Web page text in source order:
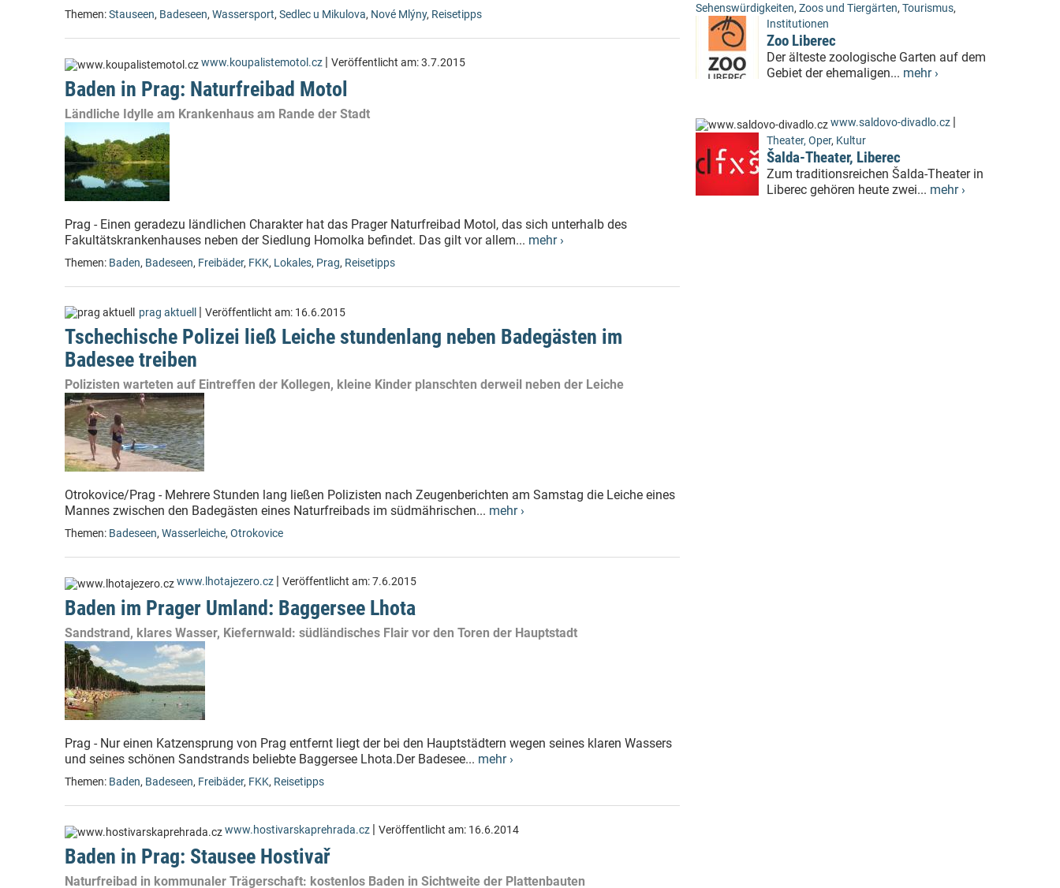
Themen:Stauseen, Badeseen, Wassersport, Sedlec u Mikulova, Nové Mlýny, Reisetipps
www.koupalistemotol.cz | Veröffentlicht am:3.7.2015
Baden in Prag: Naturfreibad Motol
Ländliche Idylle am Krankenhaus am Rande der Stadt
Prag - Einen geradezu ländlichen Charakter hat das Prager Naturfreibad Motol, das sich unterhalb des
Fakultätskrankenhauses neben der Siedlung Homolka befindet. Das gilt vor allem... mehr ›
Themen: Baden, Badeseen, Freibäder, FKK, Lokales, Prag, Reisetipps
prag aktuell | Veröffentlicht am: 16.6.2015
Tschechische Polizei ließ Leiche stundenlang neben Badegästen im
Badesee treiben
Polizisten warteten auf Eintreffen der Kollegen, kleine Kinder planschten derweil neben der Leiche
Otrokovice/Prag - Mehrere Stunden lang ließen Polizisten nach Zeugenberichten am Samstag die Leiche eines
Mannes zwischen den Badegästen eines Naturfreibads im südmährischen... mehr ›
Themen: Badeseen, Wasserleiche, Otrokovice
www.lhotajezero.cz | Veröffentlicht am:7.6.2015
Baden im Prager Umland: Baggersee Lhota
Sandstrand, klares Wasser, Kiefernwald: südländisches Flair vor den Toren der Hauptstadt
Prag - Nur einen Katzensprung von Prag entfernt liegt der bei den Hauptstädtern wegen seines klaren Wassers
und seines schönen Sandstrands beliebte Baggersee Lhota.Der Badesee... mehr ›
Themen: Baden, Badeseen, Freibäder, FKK, Reisetipps
www.hostivarskaprehrada.cz | Veröffentlicht am: 16.6.2014
Baden in Prag: Stausee Hostivař
Naturfreibad in kommunaler Trägerschaft: kostenlos Baden in Sichtweite der Plattenbauten
Sehenswürdigkeiten, Zoos und Tiergärten, Tourismus,
Institutionen
Zoo Liberec
Der älteste zoologische Garten auf dem
Gebiet der ehemaligen... mehr ›
www.saldovo-divadlo.cz |
Theater, Oper, Kultur
Šalda-Theater, Liberec
Zum traditionsreichen Šalda-Theater in
Liberec gehören heute zwei... mehr ›